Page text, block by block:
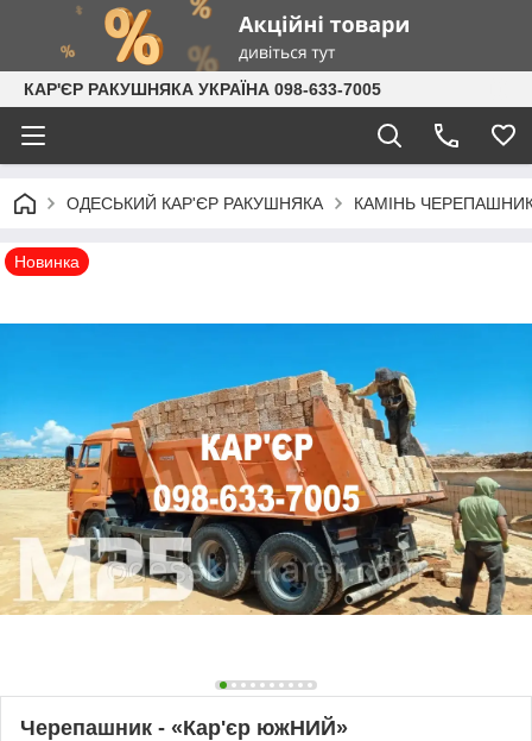
КАР'ЄР РАКУШНЯКА УКРАЇНА 098-633-7005
ОДЕСЬКИЙ КАР'ЄР РАКУШНЯКА КАМІНЬ
Новинка
Черепашник - «Кар'єр южНИЙ»